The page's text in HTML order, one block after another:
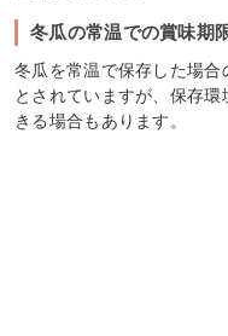
冬瓜の常温での賞味期
冬瓜を常温で保存した場
とされていますが、保存
きる場合もあります。